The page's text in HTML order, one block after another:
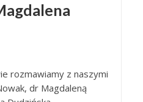
rozmawiamy z naszymi
dr Magdaleną